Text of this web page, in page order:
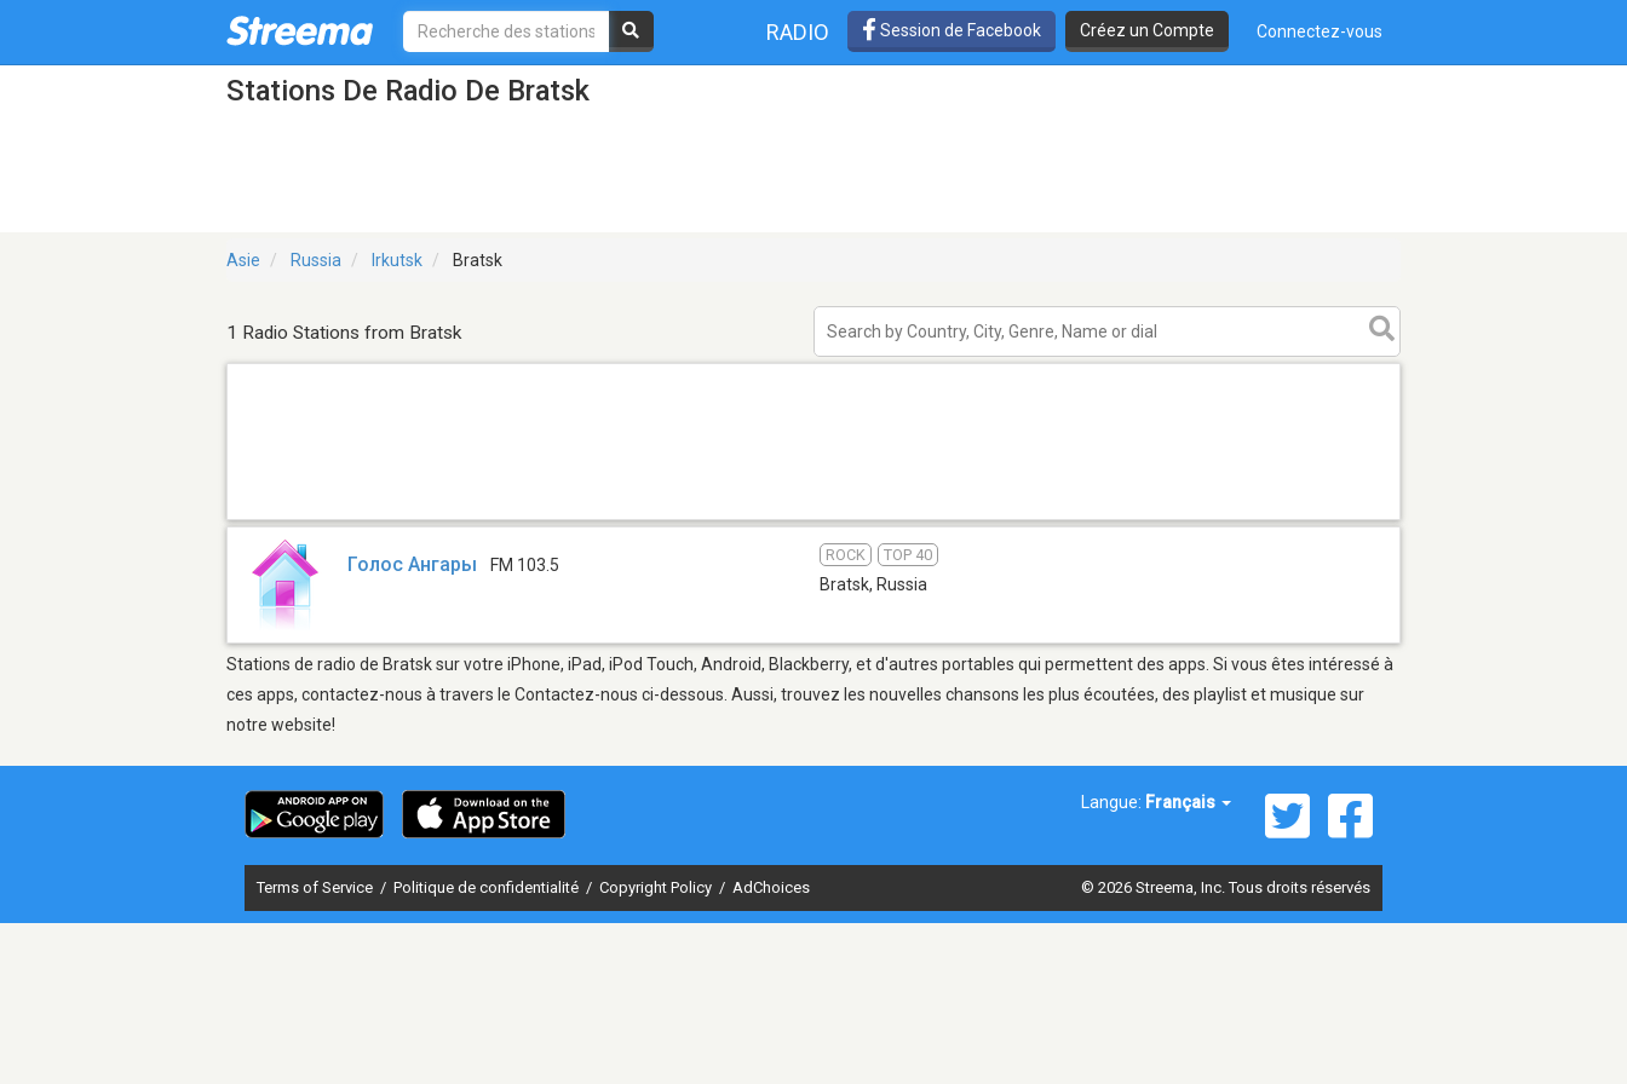
RADIO Session de Facebook Créez un Compte Connectez-vous
Stations De Radio De Bratsk
Asie Russia Irkutsk Bratsk
1 Radio Stations from Bratsk
Голос Ангары FM 103.5
ROCK TOP 40
Bratsk, Russia
Stations de radio de Bratsk sur votre iPhone, iPad, iPod Touch, Android, Blackberry, et d'autres portables qui permettent des apps. Si vous êtes intéressé à
ces apps, contactez-nous à travers le Contactez-nous ci-dessous. Aussi, trouvez les nouvelles chansons les plus écoutées, des playlist et musique sur
notre website!
Langue: Français
Terms of Service / Politique de confidentialité / Copyright Policy / AdChoices © 2026 Streema, Inc. Tous droits réservés